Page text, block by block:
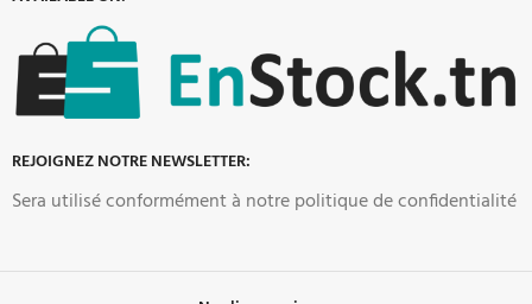
REJOIGNEZ NOTRE NEWSLETTER:
Sera utilisé conformément à notre politique de confidentialité